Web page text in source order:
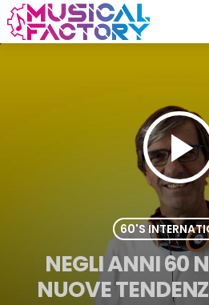
play_arrow
60'S
NEGLI ANNI 60
NUOVE